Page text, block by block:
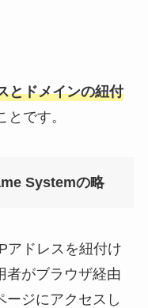
とドメインの紐付
とです。
Systemの略
アドレスを紐付け
者がブラウザ経由
ージにアクセスし